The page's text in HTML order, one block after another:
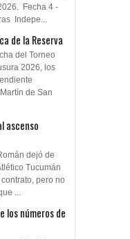
Fecha 4 -
Indepe...
de la Reserva
del Torneo
2026, los
de San
ascenso
dejó de
Tucumán
pero no
...
los números de